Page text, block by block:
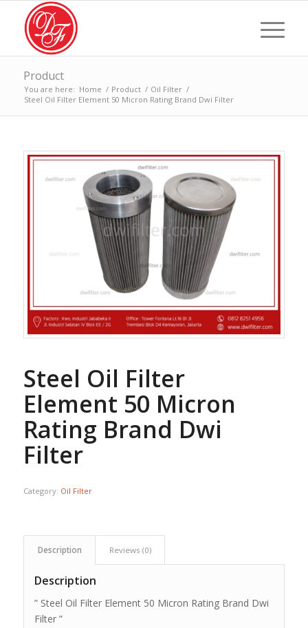
Product
You are here: Home / Product / Oil Filter /
Steel Oil Filter Element 50 Micron Rating Brand Dwi Filter
Steel Oil Filter
Element 50 Micron
Rating Brand Dwi
Filter
Category: Oil Filter
Description Reviews (0)
Description
” Steel Oil Filter Element 50 Micron Rating Brand Dwi
Filter ”